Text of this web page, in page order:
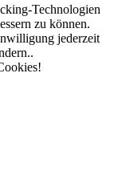
Technologien
zu können.
jederzeit